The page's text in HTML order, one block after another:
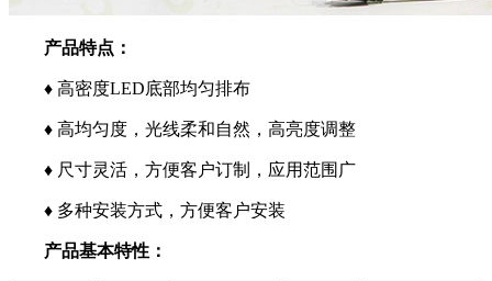
产品特点：
♦ 高密度LED底部均匀排布
♦ 高均匀度，光线柔和自然，高亮度调整
♦ 尺寸灵活，方便客户订制，应用范围广
♦ 多种安装方式，方便客户安装
产品基本特性：